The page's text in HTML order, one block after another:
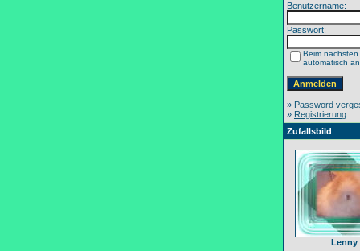
Benutzername:
Passwort:
Beim
automatisch
» Password
» Registrierung
Zufallsbild
Lenny